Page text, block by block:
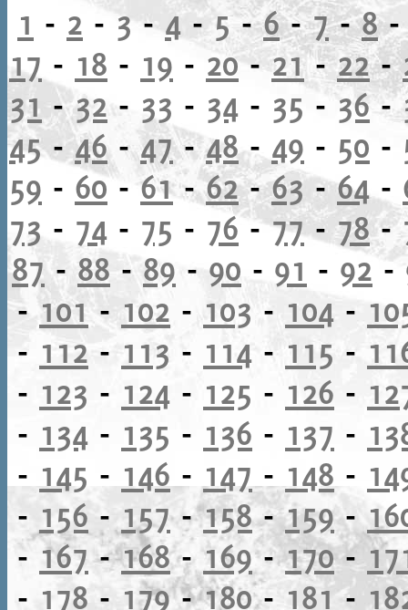
1 - 2 -3- 4 -5-6-7-8
17 - 18 - 19 - 20-21-22-
31 -32- 33 - 34 - 35 -36-
45-46-47-48- 49 - 50 -
59 - 60- 61-62-63-64-
73 - 74 - 75 - 76-77-78-
87 -88-89 - 90 - 91 - 92-
-101- 102 - 103 - 104 -
- 112 - 113 - 114 - 115 -
- 123 - 124 - 125 - 126 -
- 134 - 135 - 136 - 137 -
- 145 - 146 - 147 - 148 -
- 156 - 157-158-159-
- 167-168-169-170-
- 178 - 179-180- 181-